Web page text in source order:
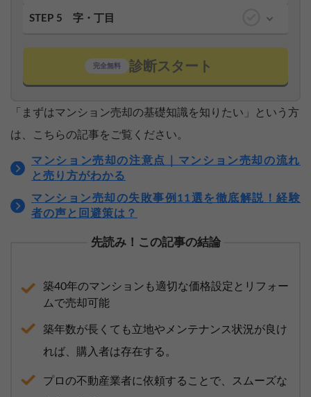
STEP 5 字・丁目
完全無料 診断スタート
「まずはマンション売却の基礎知識を知りたい」という方
は、こちらの記事をご覧ください。
マンション売却の注意点｜マンション売却の流れ
と売り方がわかる
マンション売却の失敗事例11選を徹底解説！経験
者の声と回避策は？
先読み！この記事の結論
築40年のマンションも適切な価格設定とリフォー
ムで売却可能
築年数が長くても立地やメンテナンス状況が良け
れば、購入者は存在する。
プロの不動産業者に依頼することで、スムーズな